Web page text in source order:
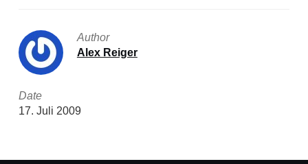
Author
Alex Reiger
Date
17. Juli 2009